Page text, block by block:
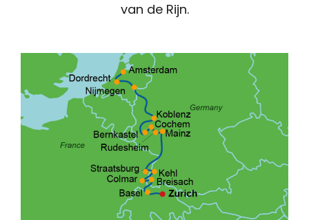
van de Rijn.